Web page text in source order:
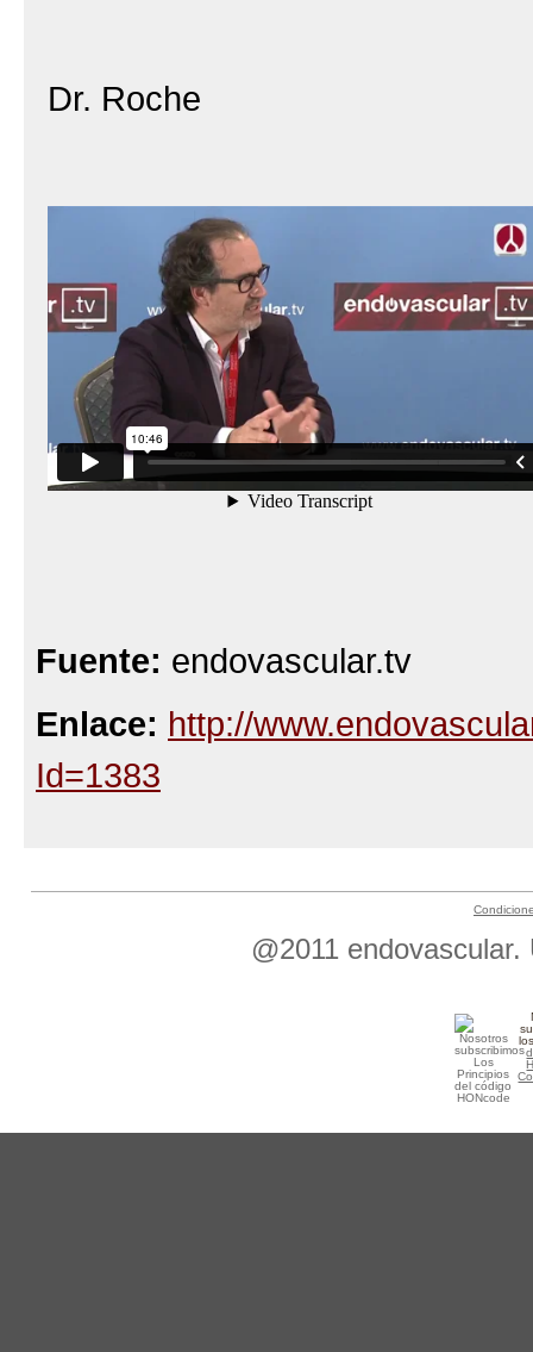
Dr. Roche
Fuente: endovascular.tv
Enlace: http://
Id=1383
@2011